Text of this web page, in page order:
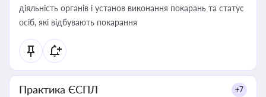
діяльність органів і установ виконання покарань та статус
осіб, які відбувають покарання
Практика ЄСПЛ +7